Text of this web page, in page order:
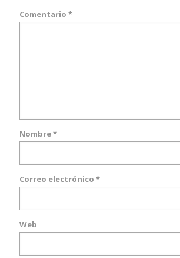
Comentario *
Nombre*
Correo electrónico *
Web